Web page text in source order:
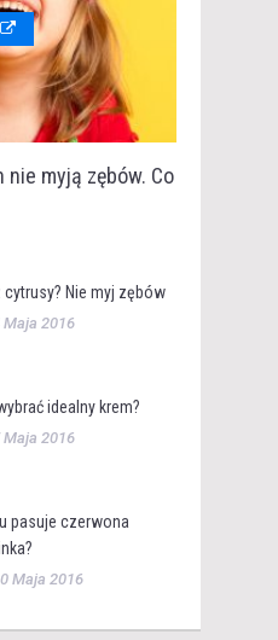
nie myją zębów. Co
Nie myj zębów
Maja 2016
idealny krem?
Maja 2016
pasuje czerwona
Maja 2016